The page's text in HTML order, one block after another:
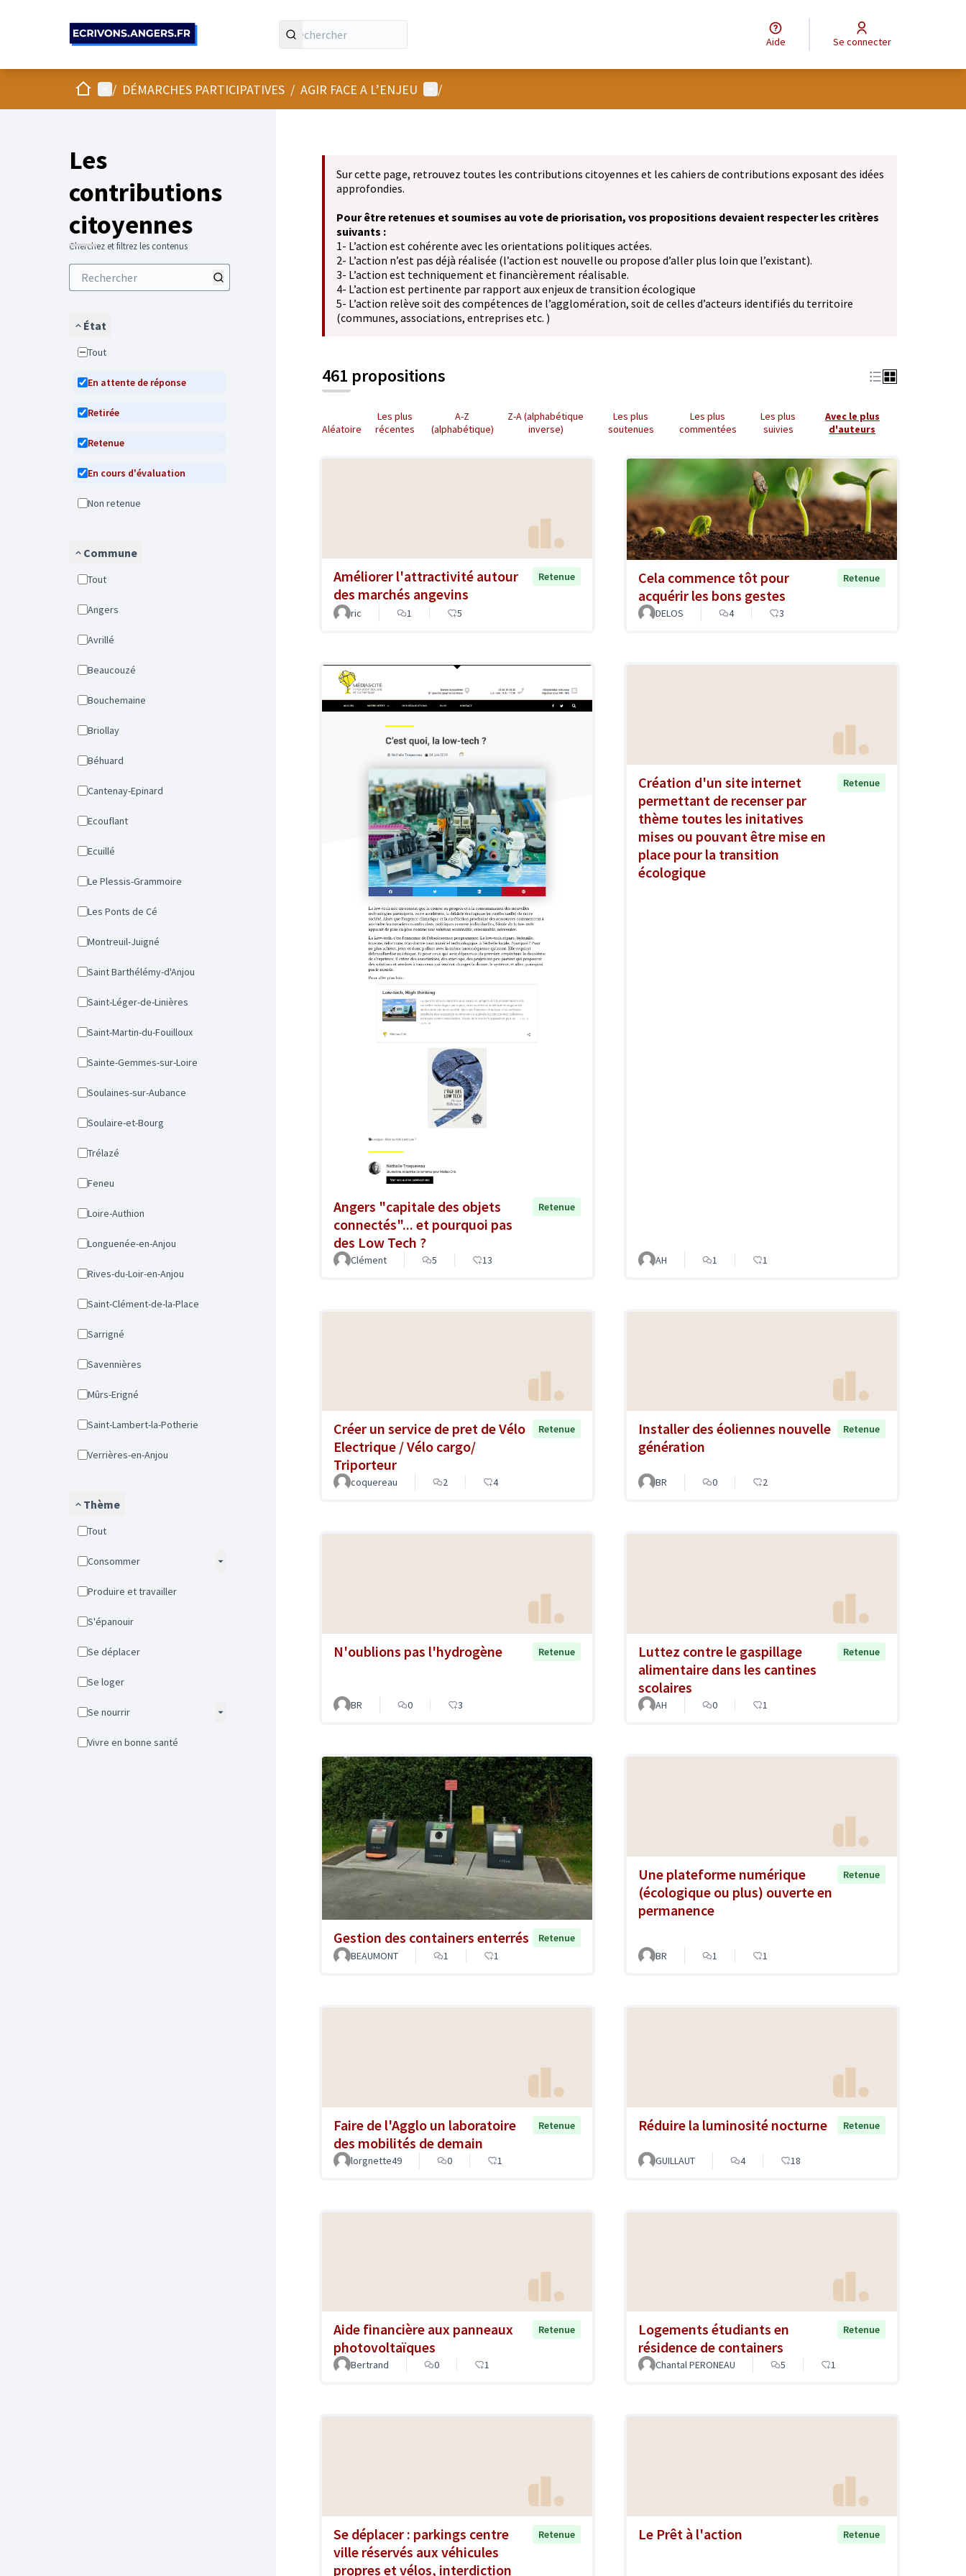
Aide Se connecter
AccueilMenu principal
/ DÉMARCHES PARTICIPATIVES / AGIR FACE A L’ENJEU Menu utilisateur
/
Les
contributions
citoyennes
Cherchez et filtrez les contenus
État
Tout
En attente de réponse
Retirée
Retenue
En cours d'évaluation
Non retenue
Commune
Tout
Angers
Avrillé
Beaucouzé
Bouchemaine
Briollay
Béhuard
Cantenay-Epinard
Ecouflant
Ecuillé
Le Plessis-Grammoire
Les Ponts de Cé
Montreuil-Juigné
Saint Barthélémy-d'Anjou
Saint-Léger-de-Linières
Saint-Martin-du-Fouilloux
Sainte-Gemmes-sur-Loire
Soulaines-sur-Aubance
Soulaire-et-Bourg
Trélazé
Feneu
Loire-Authion
Longuenée-en-Anjou
Rives-du-Loir-en-Anjou
Saint-Clément-de-la-Place
Sarrigné
Savennières
Mûrs-Erigné
Saint-Lambert-la-Potherie
Verrières-en-Anjou
Thème
Tout
Consommer
Produire et travailler
S'épanouir
Se déplacer
Se loger
Se nourrir
Vivre en bonne santé
Sur cette page, retrouvez toutes les contributions citoyennes et les cahiers de contributions exposant des idées
approfondies.
Pour être retenues et soumises au vote de priorisation, vos propositions devaient respecter les critères
suivants :
1- L’action est cohérente avec les orientations politiques actées.
2- L’action n’est pas déjà réalisée (l’action est nouvelle ou propose d’aller plus loin que l’existant).
3- L’action est techniquement et financièrement réalisable.
4- L’action est pertinente par rapport aux enjeux de transition écologique
5- L’action relève soit des compétences de l’agglomération, soit de celles d’acteurs identifiés du territoire
(communes, associations, entreprises etc. )
461 propositions
Aléatoire
Les plus
récentes
A-Z
(alphabétique)
Z-A (alphabétique
inverse)
Les plus
soutenues
Les plus
commentées
Les plus
suivies
Avec le plus
d'auteurs
Améliorer l'attractivité autour
des marchés angevins
Retenue
ric 1 5
Cela commence tôt pour
acquérir les bons gestes
Retenue
DELOS 4 3
Angers "capitale des objets
connectés"... et pourquoi pas
des Low Tech ?
Retenue
Clément 5 13
Création d'un site internet
permettant de recenser par
thème toutes les initatives
mises ou pouvant être mise en
place pour la transition
écologique
Retenue
AH 1 1
Créer un service de pret de Vélo
Electrique / Vélo cargo/
Triporteur
Retenue
coquereau 2 4
Installer des éoliennes nouvelle
génération
Retenue
BR 0 2
N'oublions pas l'hydrogène Retenue
BR 0 3
Luttez contre le gaspillage
alimentaire dans les cantines
scolaires
Retenue
AH 0 1
Gestion des containers enterrés
Retenue
BEAUMONT
1 1
Une plateforme numérique
(écologique ou plus) ouverte en
permanence
Retenue
BR 1 1
Faire de l'Agglo un laboratoire
des mobilités de demain
Retenue
lorgnette49 0 1
Réduire la luminosité nocturne Retenue
GUILLAUT 4 18
Aide financière aux panneaux
photovoltaïques
Retenue
Bertrand 0 1
Logements étudiants en
résidence de containers
Retenue
Chantal PERONEAU 5 1
Se déplacer : parkings centre
ville réservés aux véhicules
propres et vélos, interdiction
Retenue Le Prêt à l'action Retenue